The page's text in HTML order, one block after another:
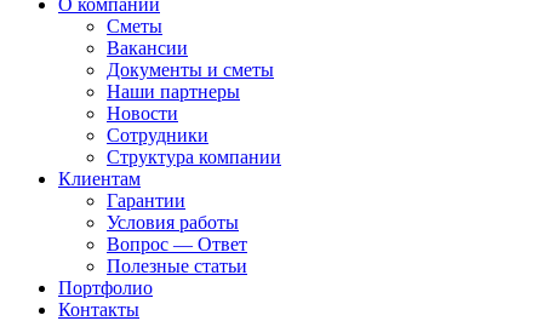
О компании
Сметы
Вакансии
Документы и сметы
Наши партнеры
Новости
Сотрудники
Структура компании
Клиентам
Гарантии
Условия работы
Вопрос — Ответ
Полезные статьи
Портфолио
Контакты